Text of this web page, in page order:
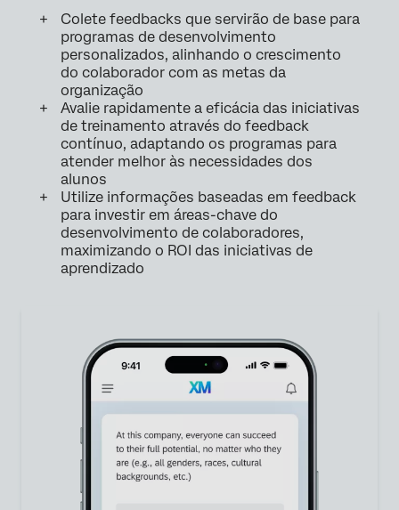
Colete feedbacks que servirão de base para
programas de desenvolvimento
personalizados, alinhando o crescimento
do colaborador com as metas da
organização
Avalie rapidamente a eficácia das iniciativas
de treinamento através do feedback
contínuo, adaptando os programas para
atender melhor às necessidades dos
alunos
Utilize informações baseadas em feedback
para investir em áreas-chave do
desenvolvimento de colaboradores,
maximizando o ROI das iniciativas de
aprendizado